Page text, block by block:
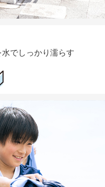
でしっかり濡らす